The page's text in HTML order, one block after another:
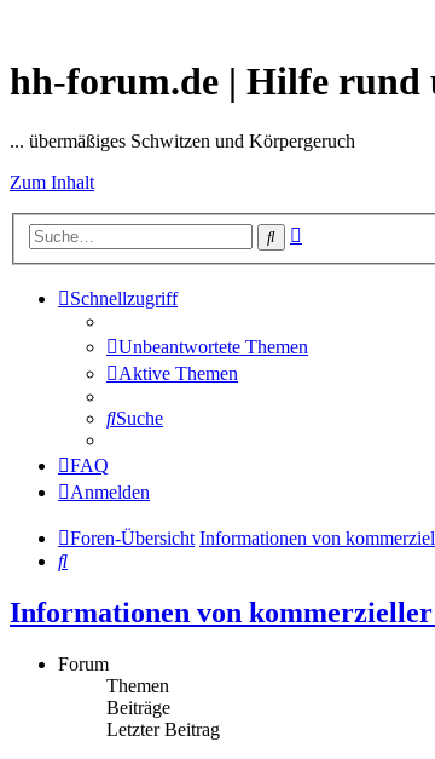
hh-forum.de | Hilfe rund
... übermäßiges Schwitzen und Körpergeruch
Zum Inhalt
Suche
Schnellzugriff
Unbeantwortete Themen
Aktive Themen
Suche
FAQ
Anmelden
Foren-Übersicht Informationen von
Suche
Informationen von kommerzieller
Forum
Themen
Beiträge
Letzter Beitrag